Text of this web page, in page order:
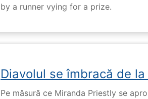
by a runner vying for a prize.
Diavolul se îmbracă de
Pe măsură ce Miranda Priestly se